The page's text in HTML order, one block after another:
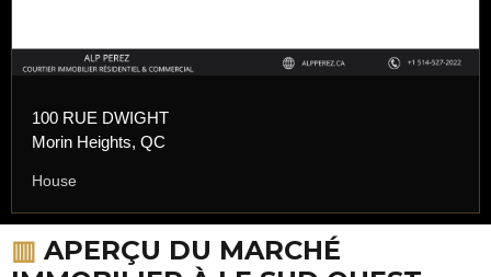
100 RUE DWIGHT
Morin Heights, QC
House
▥ APERÇU DU MARCHÉ